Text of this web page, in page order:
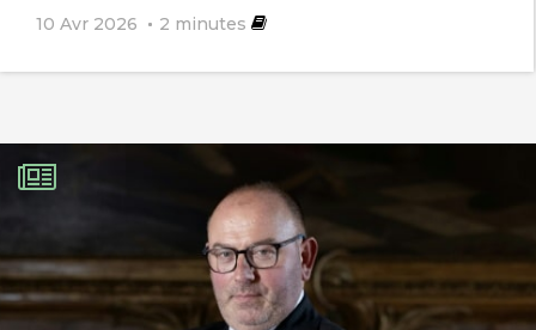
10 Avr 2026 2 minutes